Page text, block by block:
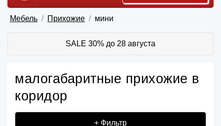
Мебель Прихожие мини
SALE 30% до 28 августа
малогабаритные прихожие в
коридор
+ Фильтр